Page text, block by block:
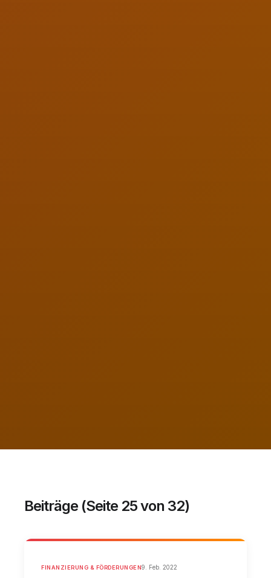
Beiträge (Seite 25 von 32)
FINANZIERUNG & FÖRDERUNGEN9. Feb. 2022